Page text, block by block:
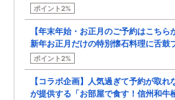
ポイント2%
【年末年始・お正月のご予約はこちら
新年お正月だけの特別懐石料理に舌鼓
ポイント2%
【コラボ企画】人気過ぎて予約が取れ
が提供する「お部屋で食す！信州和牛